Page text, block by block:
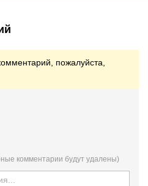
пожалуйста,
комментарии будут удалены)